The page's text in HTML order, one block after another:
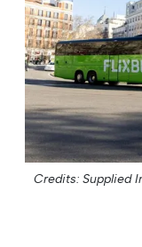
Credits: Supplied